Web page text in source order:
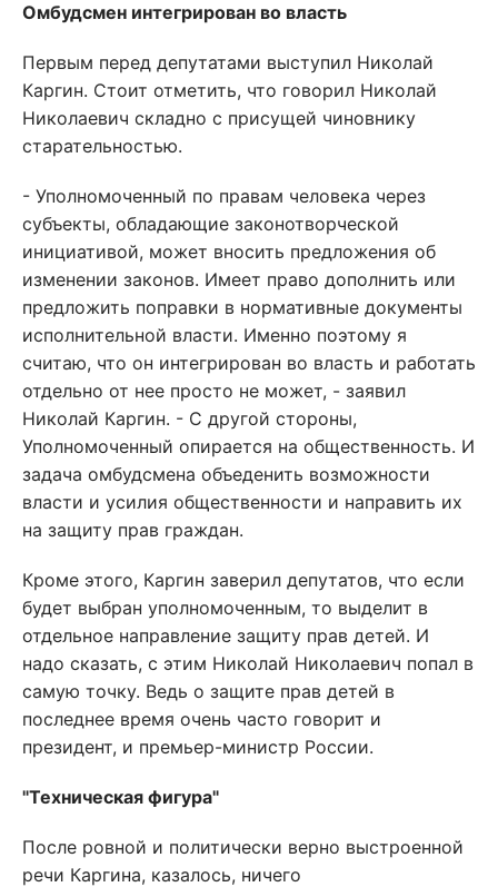
Омбудсмен интегрирован во власть
Первым перед депутатами выступил Николай
Каргин. Стоит отметить, что говорил Николай
Николаевич складно с присущей чиновнику
старательностью.
- Уполномоченный по правам человека через
субъекты, обладающие законотворческой
инициативой, может вносить предложения об
изменении законов. Имеет право дополнить или
предложить поправки в нормативные документы
исполнительной власти. Именно поэтому я
считаю, что он интегрирован во власть и работать
отдельно от нее просто не может, - заявил
Николай Каргин. - С другой стороны,
Уполномоченный опирается на общественность. И
задача омбудсмена объеденить возможности
власти и усилия общественности и направить их
на защиту прав граждан.
Кроме этого, Каргин заверил депутатов, что если
будет выбран уполномоченным, то выделит в
отдельное направление защиту прав детей. И
надо сказать, с этим Николай Николаевич попал в
самую точку. Ведь о защите прав детей в
последнее время очень часто говорит и
президент, и премьер-министр России.
"Техническая фигура"
После ровной и политически верно выстроенной
речи Каргина, казалось, ничего